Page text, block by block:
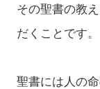
その聖書の教
だくことです。
聖書には人の